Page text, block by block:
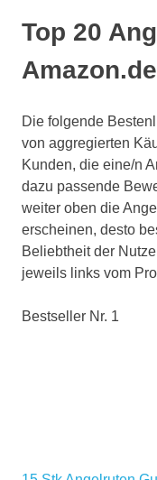
Top 20
Amazon.de
Die folgende
von aggregierten
Kunden, die eine/n
dazu passende
weiter oben die
erscheinen, desto
Beliebtheit der
jeweils links vom
Bestseller Nr. 1